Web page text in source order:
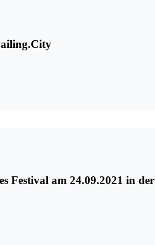
Festival am 24.09.2021 in der